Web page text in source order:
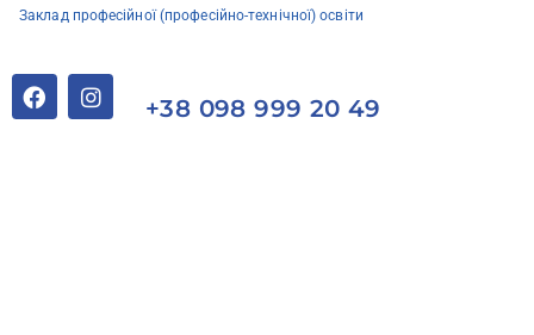
Заклад професійної (професійно-технічної) освіти
+38 098 999 20 49